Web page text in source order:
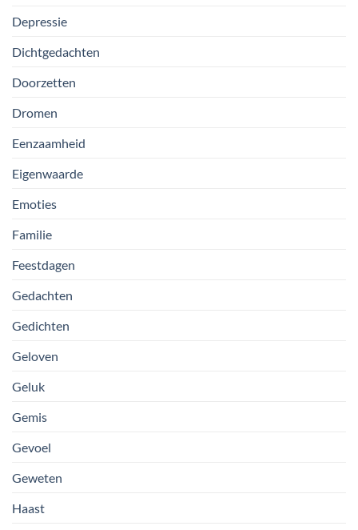
Depressie
Dichtgedachten
Doorzetten
Dromen
Eenzaamheid
Eigenwaarde
Emoties
Familie
Feestdagen
Gedachten
Gedichten
Geloven
Geluk
Gemis
Gevoel
Geweten
Haast